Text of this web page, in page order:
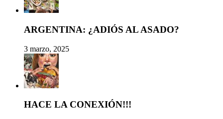
ARGENTINA: ¿ADIÓS AL ASADO?
3 marzo, 2025
HACE LA CONEXIÓN!!!